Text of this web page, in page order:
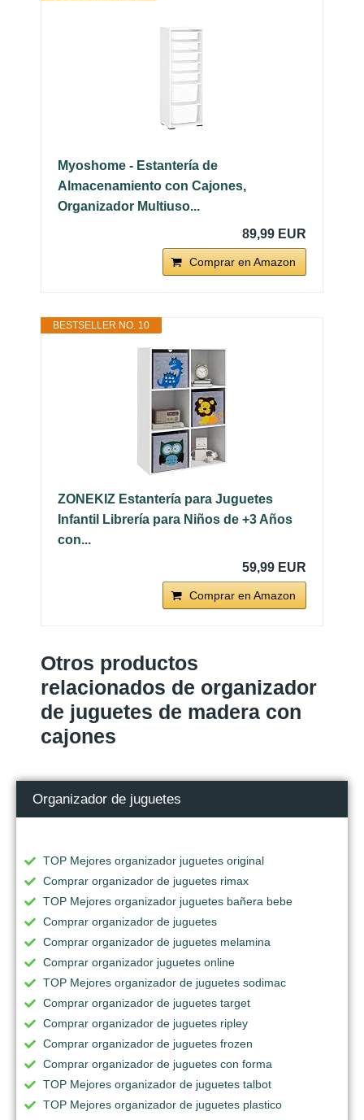
Myoshome - Estantería de
Almacenamiento con Cajones,
Organizador Multiuso...
89,99 EUR
Comprar en Amazon
BESTSELLER NO. 10
ZONEKIZ Estantería para Juguetes
Infantil Librería para Niños de +3 Años
con...
59,99 EUR
Comprar en Amazon
Otros productos
relacionados de organizador
de juguetes de madera con
cajones
Organizador de juguetes
TOP Mejores organizador juguetes original
Comprar organizador de juguetes rimax
TOP Mejores organizador juguetes bañera bebe
Comprar organizador de juguetes
Comprar organizador de juguetes melamina
Comprar organizador juguetes online
TOP Mejores organizador de juguetes sodimac
Comprar organizador de juguetes target
Comprar organizador de juguetes ripley
Comprar organizador de juguetes frozen
Comprar organizador de juguetes con forma
TOP Mejores organizador de juguetes talbot
TOP Mejores organizador de juguetes plastico